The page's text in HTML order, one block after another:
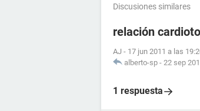
Discusiones similares
relación
AJ - 17 jun 2011 a las
alberto-sp - 22 sep
1 respuesta